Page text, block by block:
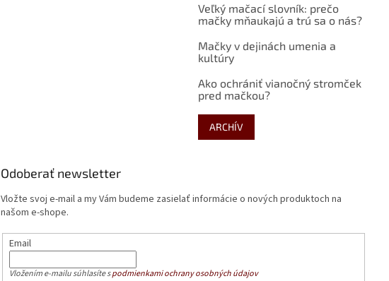
Veľký mačací slovník: prečo
mačky mňaukajú a trú sa o nás?
Mačky v dejinách umenia a
kultúry
Ako ochrániť vianočný stromček
pred mačkou?
ARCHÍV
Odoberať newsletter
Vložte svoj e-mail a my Vám budeme zasielať informácie o nových produktoch na
našom e-shope.
Email
Vložením e-mailu súhlasíte spodmienkami ochrany osobných údajov